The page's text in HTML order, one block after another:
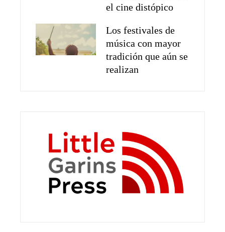
el cine distópico
Los festivales de
música con mayor
tradición que aún se
realizan